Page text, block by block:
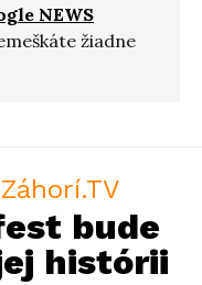
NEWS
žiadne
Záhorí.TV
bude
histórii